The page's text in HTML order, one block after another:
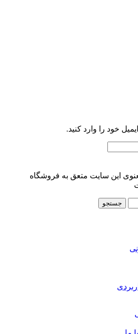
خود را وارد کنید.
این سایت متعق به فروشگاه
جستجو